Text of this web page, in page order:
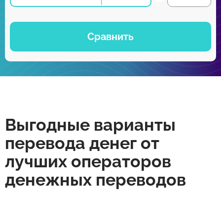
Сравнить
Выгодные варианты
перевода денег от
лучших операторов
денежных переводов